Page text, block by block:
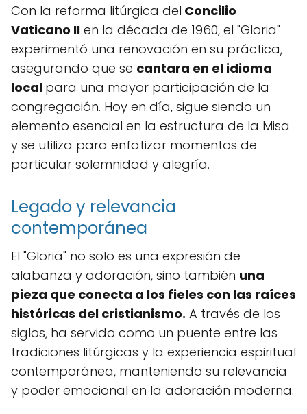
Con la reforma litúrgica del Concilio
Vaticano II en la década de 1960, el "Gloria"
experimentó una renovación en su práctica,
asegurando que se cantara en el idioma
local para una mayor participación de la
congregación. Hoy en día, sigue siendo un
elemento esencial en la estructura de la Misa
y se utiliza para enfatizar momentos de
particular solemnidad y alegría.
Legado y relevancia
contemporánea
El "Gloria" no solo es una expresión de
alabanza y adoración, sino también una
pieza que conecta a los fieles con las raíces
históricas del cristianismo. A través de los
siglos, ha servido como un puente entre las
tradiciones litúrgicas y la experiencia espiritual
contemporánea, manteniendo su relevancia
y poder emocional en la adoración moderna.